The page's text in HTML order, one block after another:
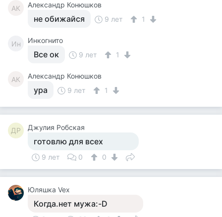
АК Александр Конюшков
не обижайся 9 лет 1
Ин Инкогнито
Все ок 9 лет 1
АК Александр Конюшков
ура 9 лет 1
ДР Джулия Робская
готовлю для всех
9 лет 0 0
Юляшка Vex
Когда.нет мужа:-D